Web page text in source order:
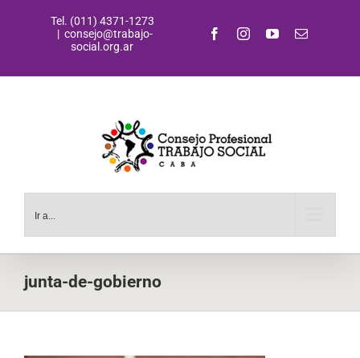
Tel. (011) 4371-1273
| consejo@trabajo-
social.org.ar
FacebookInstagramYouTubeCorreo
Ir a...
junta-de-gobierno